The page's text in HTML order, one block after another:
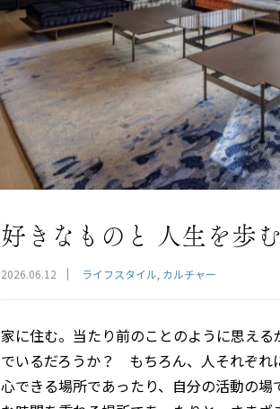
好きなものと 人生を歩
2026.06.12 ライフスタイル カルチャー
家に住む。当たり前のことのように思え
でいるだろうか？ もちろん、人それぞれ
心できる場所であったり、自分の活動の